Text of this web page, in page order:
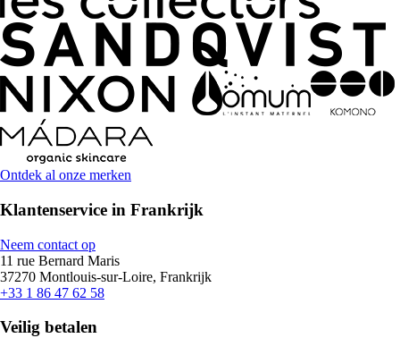
Ontdek al onze merken
Klantenservice in Frankrijk
Neem contact op
11 rue Bernard Maris
37270 Montlouis-sur-Loire, Frankrijk
+33 1 86 47 62 58
Veilig betalen